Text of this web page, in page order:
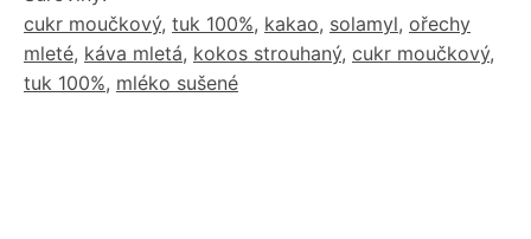
cukr moučkový, tuk 100%, kakao, solamyl, ořechy
mleté, káva mletá, kokos strouhaný, cukr moučkový,
tuk 100%, mléko sušené